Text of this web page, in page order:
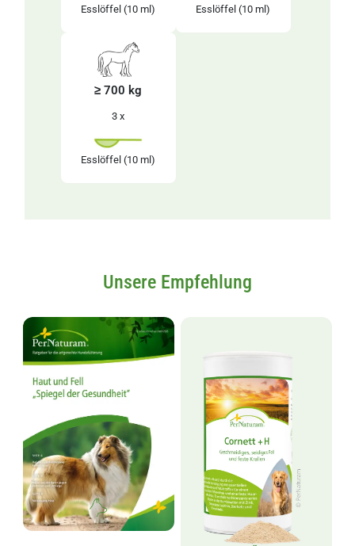
Esslöffel (10 ml) Esslöffel (10 ml)
≥ 700 kg
3 x
Esslöffel (10 ml)
Unsere Empfehlung